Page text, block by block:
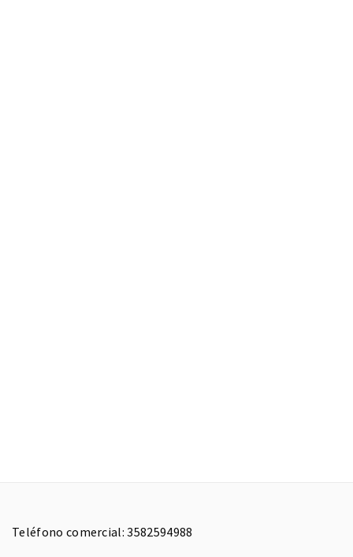
Teléfono comercial: 3582594988